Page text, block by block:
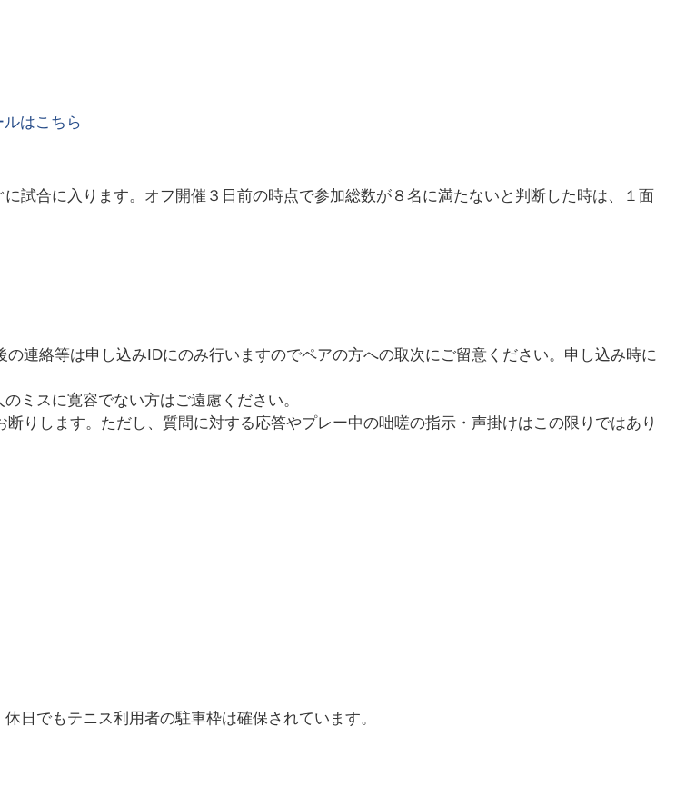
はこちら
試合に入ります。オフ開催３日前の時点で参加総数が８名に満たないと判断した時は、１面
連絡等は申し込みIDにのみ行いますのでペアの方への取次にご留意ください。申し込み時に
ミスに寛容でない方はご遠慮ください。
りします。ただし、質問に対する応答やプレー中の咄嗟の指示・声掛けはこの限りではあり
日でもテニス利用者の駐車枠は確保されています。